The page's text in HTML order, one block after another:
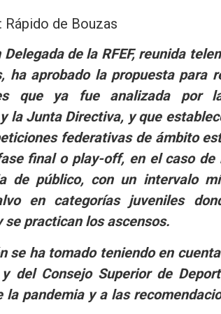
Rápido de Bouzas
Delegada de la RFEF, reunida
ha aprobado la propuesta para
que ya fue analizada por
la Junta Directiva, y que
federativas de ámbito
final o play-off, en el caso de
de público, con un intervalo
en categorías juveniles
se practican los ascensos.
se ha tomado teniendo en
del Consejo Superior de
la pandemia y a las